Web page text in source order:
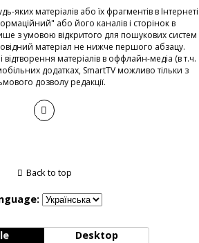
яких матеріалів або їх фрагментів в Інтернеті
або його каналів і сторінок в
з умовою відкритого для пошукових систем
матеріал не нижче першого абзацу.
матеріалів в оффлайн-медіа (в т.ч.
додатках, SmartTV можливо тільки з
дозволу редакції.
Back to top
Desktop